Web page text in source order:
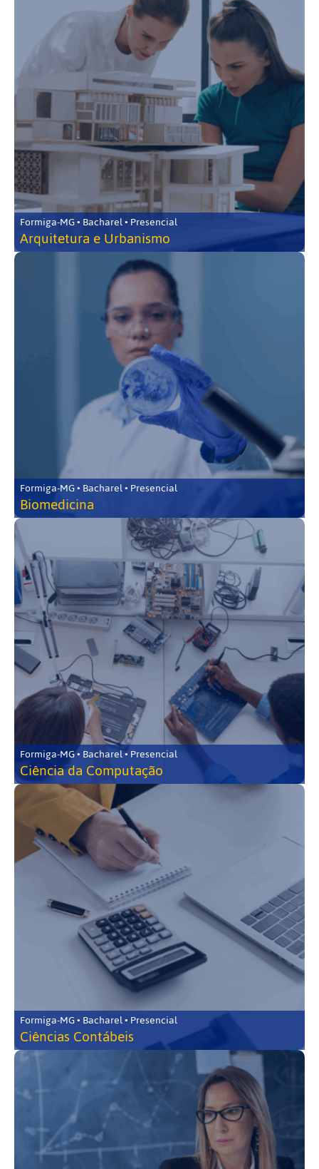
Formiga-MG • Bacharel • Presencial
Arquitetura e Urbanismo
Formiga-MG • Bacharel • Presencial
Biomedicina
Formiga-MG • Bacharel • Presencial
Ciência da Computação
Formiga-MG • Bacharel • Presencial
Ciências Contábeis